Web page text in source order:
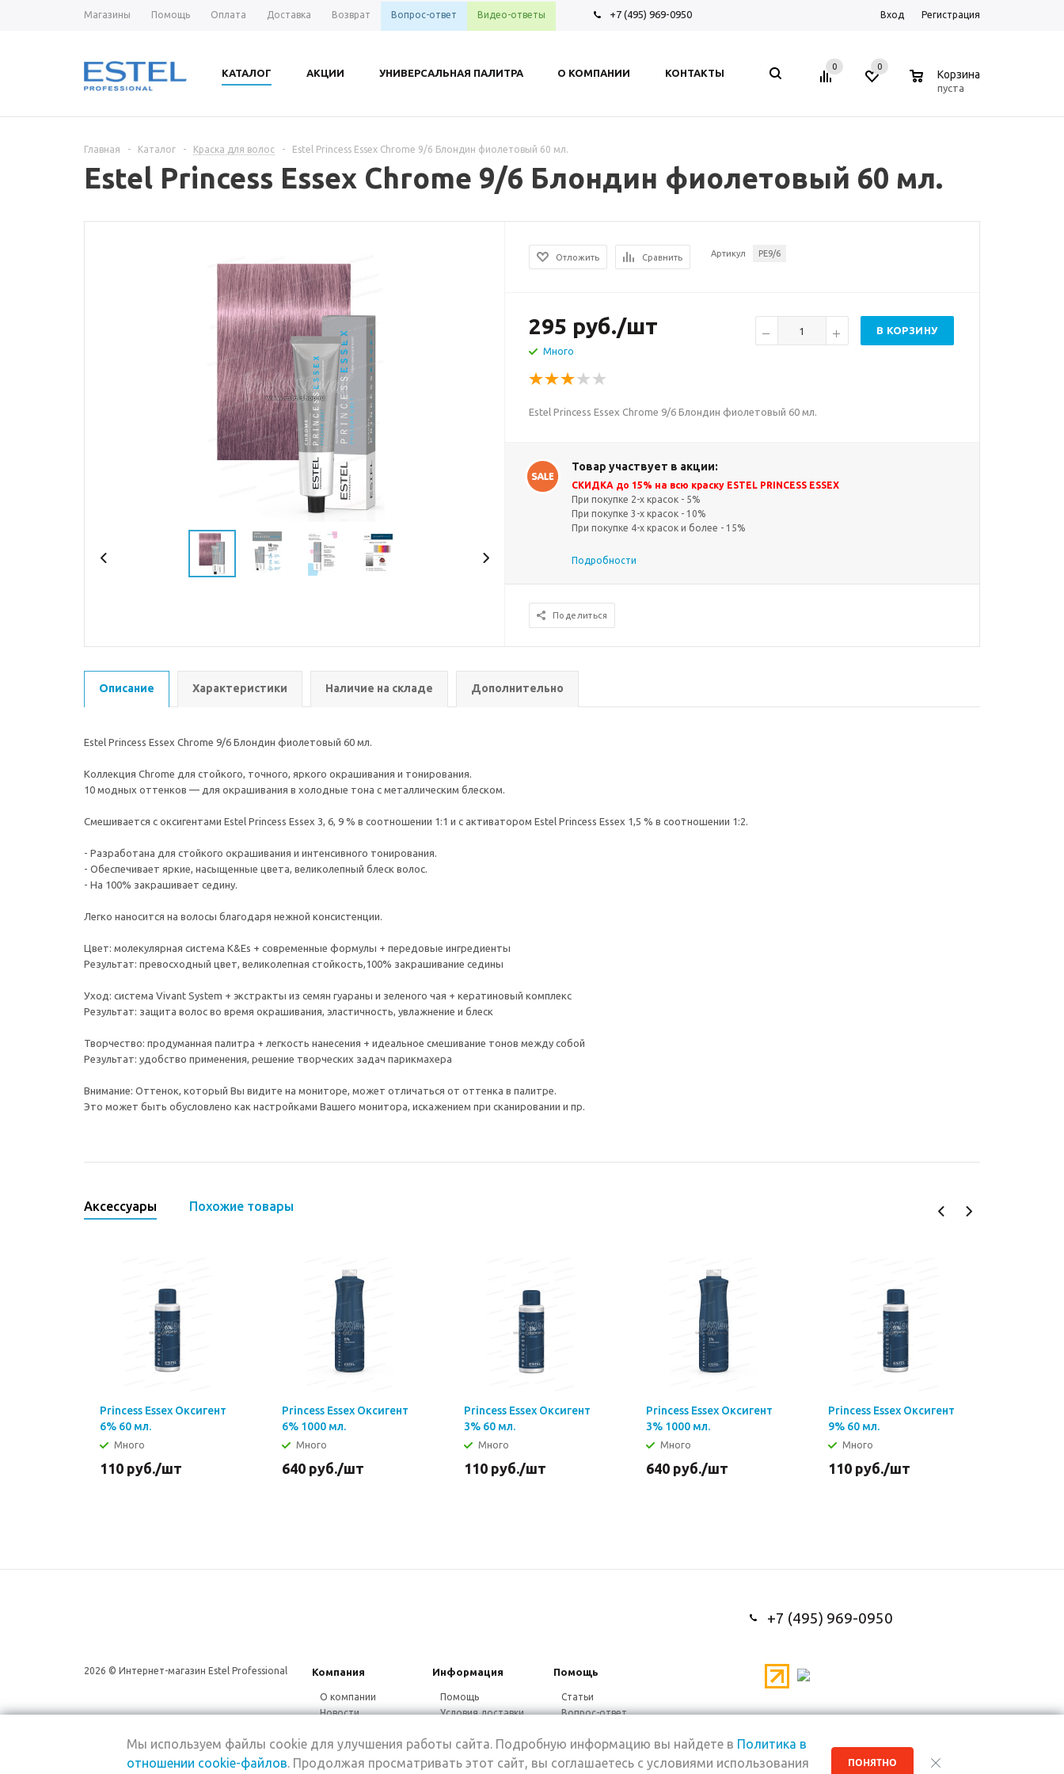
Магазины Помощь Оплата Доставка Возврат Вопрос-ответ Видео-ответы +7 (495) 969-0950 Вход Регистрация
КАТАЛОГ АКЦИИ УНИВЕРСАЛЬНАЯ ПАЛИТРА О КОМПАНИИ КОНТАКТЫ
0 0
Корзина
пуста
Главная - Каталог - Краска для волос - Estel Princess Essex Chrome 9/6 Блондин фиолетовый 60 мл.
Estel Princess Essex Chrome 9/6 Блондин фиолетовый 60 мл.
Отложить Сравнить Артикул PE9/6
295 руб./шт
Много
В КОРЗИНУ
Estel Princess Essex Chrome 9/6 Блондин фиолетовый 60 мл.
Товар участвует в акции:
СКИДКА до 15% на всю краску ESTEL PRINCESS ESSEX
При покупке 2-х красок - 5%
При покупке 3-х красок - 10%
При покупке 4-х красок и более - 15%
Подробности
Поделиться
Описание Характеристики Наличие на складе Дополнительно
Estel Princess Essex Chrome 9/6 Блондин фиолетовый 60 мл.
Коллекция Chrome для стойкого, точного, яркого окрашивания и тонирования.
10 модных оттенков — для окрашивания в холодные тона с металлическим блеском.
Смешивается с оксигентами Estel Princess Essex 3, 6, 9 % в соотношении 1:1 и с активатором Estel Princess Essex 1,5 % в соотношении 1:2.
- Разработана для стойкого окрашивания и интенсивного тонирования.
- Обеспечивает яркие, насыщенные цвета, великолепный блеск волос.
- На 100% закрашивает седину.
Легко наносится на волосы благодаря нежной консистенции.
Цвет: молекулярная система K&Es + современные формулы + передовые ингредиенты
Результат: превосходный цвет, великолепная стойкость,100% закрашивание седины
Уход: система Vivant System + экстракты из семян гуараны и зеленого чая + кератиновый комплекс
Результат: защита волос во время окрашивания, эластичность, увлажнение и блеск
Творчество: продуманная палитра + легкость нанесения + идеальное смешивание тонов между собой
Результат: удобство применения, решение творческих задач парикмахера
Внимание: Оттенок, который Вы видите на мониторе, может отличаться от оттенка в палитре.
Это может быть обусловлено как настройками Вашего монитора, искажением при сканировании и пр.
Аксессуары Похожие товары
Princess Essex Оксигент
6% 60 мл.
Много
110 руб./шт
Princess Essex Оксигент
6% 1000 мл.
Много
640 руб./шт
Princess Essex Оксигент
3% 60 мл.
Много
110 руб./шт
Princess Essex Оксигент
3% 1000 мл.
Много
640 руб./шт
Princess Essex Оксигент
9% 60 мл.
Много
110 руб./шт
+7 (495) 969-0950
2026 © Интернет-магазин Estel Professional Компания Информация Помощь
О компании
Новости
Магазины
Помощь
Условия доставки
Дисконтная
программа
Статьи
Вопрос-ответ
Мы используем файлы cookie для улучшения работы сайта. Подробную информацию вы найдете в Политика в
отношении cookie-файлов. Продолжая просматривать этот сайт, вы соглашаетесь с условиями использования ПОНЯТНО